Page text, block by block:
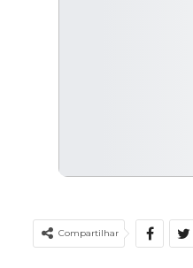
Compartilhar